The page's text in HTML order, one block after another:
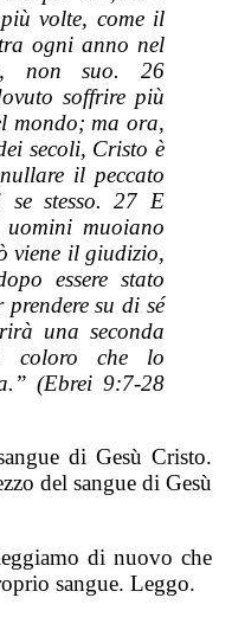
volte, come il
ogni anno nel
, non suo. 26
soffrire più
mondo; ma ora,
secoli, Cristo è
il peccato
stesso. 27 E
muoiano
viene il giudizio,
essere stato
su di sé
una seconda
coloro che lo
(Ebrei 9:7-28
di Gesù Cristo.
del sangue di Gesù
di nuovo che
sangue. Leggo.